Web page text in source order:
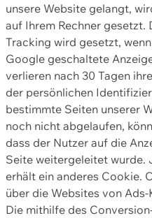
unsere Website gelangt,
auf Ihrem Rechner
Tracking wird gesetzt,
Google geschaltete
verlieren nach 30 Tagen
der persönlichen
bestimmte Seiten unserer
noch nicht abgelaufen,
dass der Nutzer auf die
Seite weitergeleitet wurde.
erhält ein anderes Cookie.
über die Websites von
Die mithilfe des